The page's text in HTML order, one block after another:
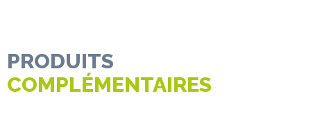
PRODUITS
COMPLÉMENTAIRES